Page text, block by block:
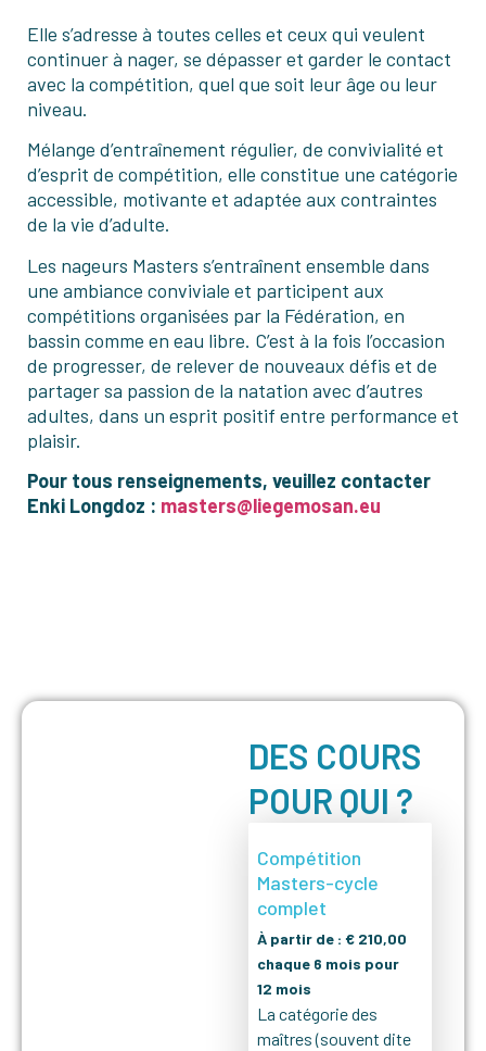
Elle s’adresse à toutes celles et ceux qui veulent
continuer à nager, se dépasser et garder le contact
avec la compétition, quel que soit leur âge ou leur
niveau.
Mélange d’entraînement régulier, de convivialité et
d’esprit de compétition, elle constitue une catégorie
accessible, motivante et adaptée aux contraintes
de la vie d’adulte.
Les nageurs Masters s’entraînent ensemble dans
une ambiance conviviale et participent aux
compétitions organisées par la Fédération, en
bassin comme en eau libre. C’est à la fois l’occasion
de progresser, de relever de nouveaux défis et de
partager sa passion de la natation avec d’autres
adultes, dans un esprit positif entre performance et
plaisir.
Pour tous renseignements, veuillez contacter
Enki Longdoz : masters@liegemosan.eu
DES COURS
POUR QUI ?
Compétition
Masters-cycle
complet
À partir de :€ 210,00
chaque 6 mois pour
12 mois
La catégorie des
maîtres (souvent dite